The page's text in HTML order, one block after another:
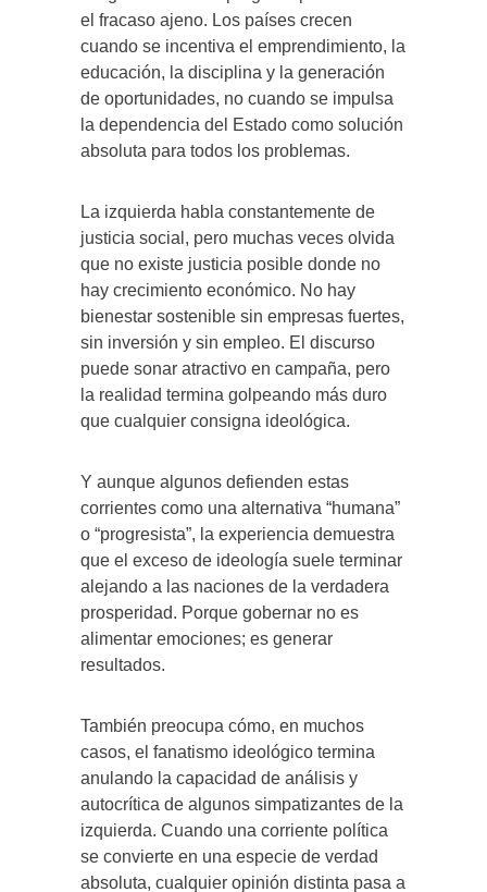
el fracaso ajeno. Los países crecen
cuando se incentiva el emprendimiento, la
educación, la disciplina y la generación
de oportunidades, no cuando se impulsa
la dependencia del Estado como solución
absoluta para todos los problemas.
La izquierda habla constantemente de
justicia social, pero muchas veces olvida
que no existe justicia posible donde no
hay crecimiento económico. No hay
bienestar sostenible sin empresas fuertes,
sin inversión y sin empleo. El discurso
puede sonar atractivo en campaña, pero
la realidad termina golpeando más duro
que cualquier consigna ideológica.
Y aunque algunos defienden estas
corrientes como una alternativa “humana”
o “progresista”, la experiencia demuestra
que el exceso de ideología suele terminar
alejando a las naciones de la verdadera
prosperidad. Porque gobernar no es
alimentar emociones; es generar
resultados.
También preocupa cómo, en muchos
casos, el fanatismo ideológico termina
anulando la capacidad de análisis y
autocrítica de algunos simpatizantes de la
izquierda. Cuando una corriente política
se convierte en una especie de verdad
absoluta, cualquier opinión distinta pasa a